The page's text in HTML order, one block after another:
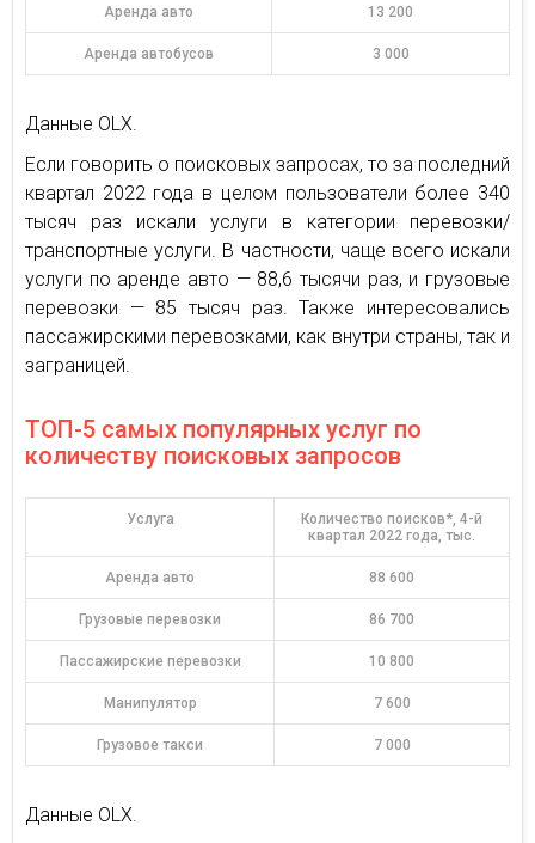
Аренда авто 13 200
Аренда автобусов 3 000
Данные OLX.
Если говорить о поисковых запросах, то за последний
квартал 2022 года в целом пользователи более 340
тысяч раз искали услуги в категории перевозки/
транспортные услуги. В частности, чаще всего искали
услуги по аренде авто — 88,6 тысячи раз, и грузовые
перевозки — 85 тысяч раз. Также интересовались
пассажирскими перевозками, как внутри страны, так и
заграницей.
ТОП-5 самых популярных услуг по
количеству поисковых запросов
Услуга
Количество поисков*, 4-й
квартал 2022 года, тыс.
Аренда авто 88 600
Грузовые перевозки 86 700
Пассажирские перевозки 10 800
Манипулятор 7 600
Грузовое такси 7 000
Данные OLX.